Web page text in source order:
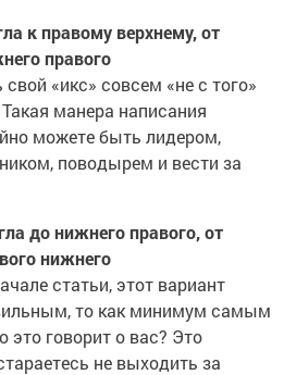
к правому верхнему, от
правого
«икс» совсем «не с того»
манера написания
можете быть лидером,
поводырем и вести за
до нижнего правого, от
нижнего
статьи, этот вариант
то как минимум самым
говорит о вас? Это
не выходить за